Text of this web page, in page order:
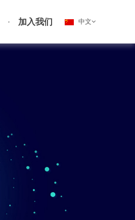
中文
加入我们